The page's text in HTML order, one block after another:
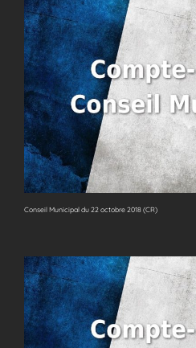
Conseil Municipal du 22 octobre 2018 (CR)